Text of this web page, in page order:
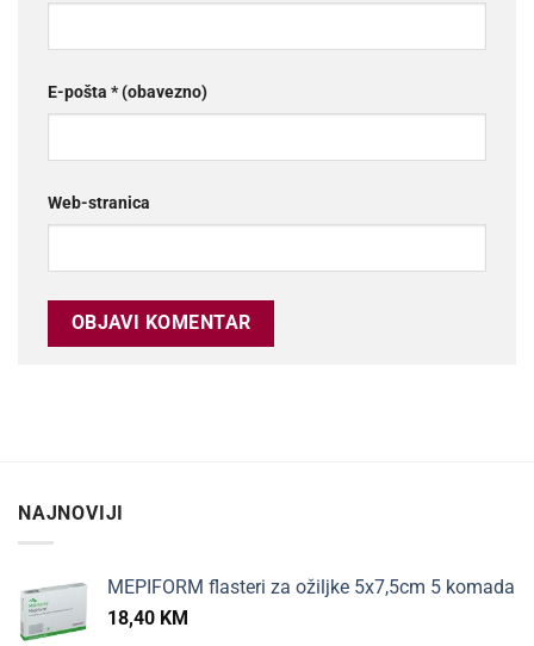
E-pošta * (obavezno)
Web-stranica
NAJNOVIJI
MEPIFORM flasteri za ožiljke 5x7,5cm 5 komada
18,40 KM